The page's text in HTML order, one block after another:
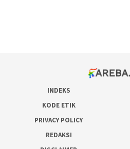
INDEKS
KODE ETIK
PRIVACY POLICY
REDAKSI